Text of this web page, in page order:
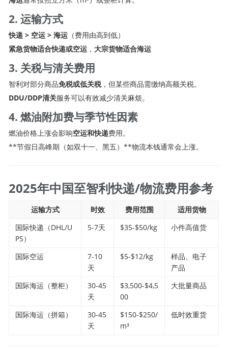
2. 运输方式
快递 > 空运 > 海运 （费用由高到低）
紧急货物适合快递或空运 ， 大宗货物适合海运
3. 关税与清关费用
智利对部分商品免税或低关税，但某些商品需缴纳高额关税。
DDU/DDP清关服务可以有效减少清关麻烦。
4. 燃油附加费与季节性因素
燃油价格上涨会影响空运和快递费用。
**节假日高峰期（如双十一、黑五）**物流本钱通常会上涨。
2025年中国至智利快递/物流费用参考
运输方式 时效 费用范围
适用货物
国际快递（DHL/U
PS）
5-7天 $35-$50/kg 小件高值货
国际空运
7-10
天
$5-$12/kg
样品、电子
产品
国际海运（整柜）
30-45
天
$3,500-$4,5
00
大批量商品
国际海运（拼箱）
30-45
天
$150-$250/
m³
低时效重货